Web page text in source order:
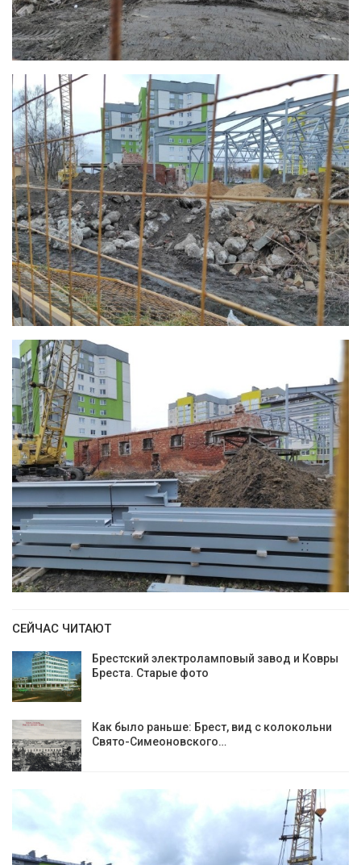
СЕЙЧАС ЧИТАЮТ
Брестский электроламповый завод и Ковры
Бреста. Старые фото
Как было раньше: Брест, вид с колокольни
Cвято-Симеоновского…